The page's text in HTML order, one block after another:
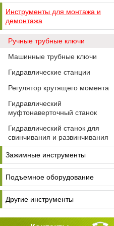
Инструменты для монтажа и
демонтажа
Ручные трубные ключи
Машинные трубные ключи
Гидравлические станции
Регулятор крутящего момента
Гидравлический
муфтонаверточный станок
Гидравлический станок для
свинчивания и развинчивания
Зажимные инструменты
Подъемное оборудование
Другие инструменты